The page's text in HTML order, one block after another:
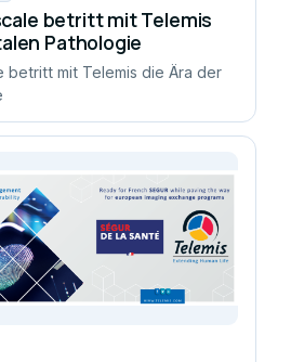
betritt mit Telemis
Pathologie
betritt mit Telemis die Ära der